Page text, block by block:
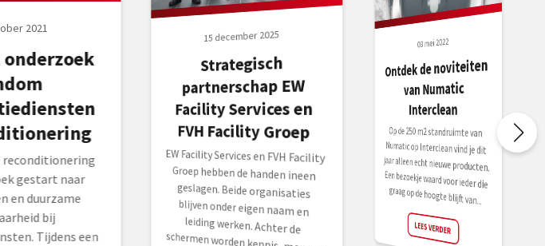
2021
onderzoek
reconditionering
gestart naar
en duurzame
bij
Tijdens een
15 december 2025
Strategisch
partnerschap EW
Facility Services en
FVH Facility Groep
EW Facility Services en FVH Facility
Groep hebben de handen ineen
geslagen. Beide organisaties
blijven onder eigen naam en
leiding werken. Achter de
schermen worden kennis, mensen
03 mei 2022
Ontdek de noviteiten
van Numatic
Interclean
Op de 250 m2 standruimte van
Numatic op Interclean vind je dit
jaar alleen echt nieuwe producten.
Een bezoekje waard voor ieder die
graag op de hoogte blijft van...
LEES VERDER